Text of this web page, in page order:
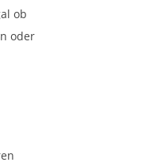
ob
oder